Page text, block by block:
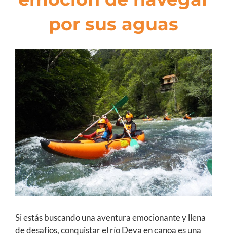
por sus aguas
View
Larger
Image
Si estás buscando una aventura emocionante y llena
de desafíos, conquistar el río Deva en canoa es una